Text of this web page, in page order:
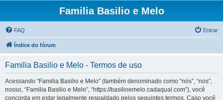
Familia Basilio e Melo
FAQ Entrar
Índice do fórum
Familia Basilio e Melo - Termos de uso
Acessando “Familia Basilio e Melo” (também denominado como “nós”, “nos”,
nosso, “Familia Basilio e Melo”, “https://basilioemelo.cadaqual.com”), você
concorda em estar legalmente respaldado pelos seguintes termos. Caso você